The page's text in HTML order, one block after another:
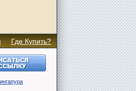
Где Купить?